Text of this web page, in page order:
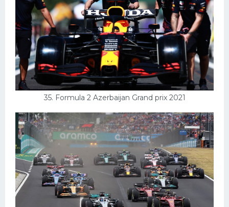
35. Formula 2 Azerbaijan Grand prix 2021